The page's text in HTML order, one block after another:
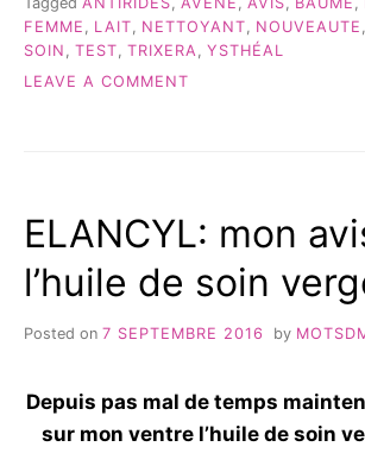
&
AVIS »
FEMME
LAIT NETTOYANT NOUVEAUTE
SOIN
TEST TRIXERA
YSTHÉAL
LEAVE A COMMENT
TEST
&
AVIS
ELANCYL: mon
l’huile de soin
Posted on 7 SEPTEMBRE 2016 by
Depuis pas mal de temps
sur mon ventre l’huile de soin